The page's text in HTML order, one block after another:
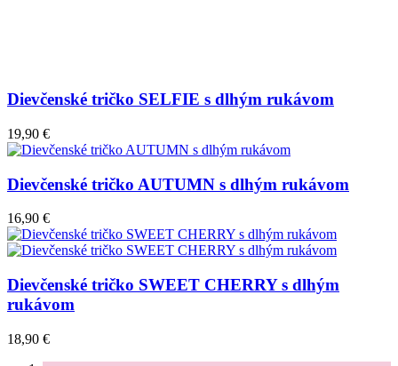
Dievčenské tričko SELFIE s dlhým rukávom
19,90 €
Dievčenské tričko AUTUMN s dlhým rukávom
16,90 €
Dievčenské tričko SWEET CHERRY s dlhým
rukávom
18,90 €